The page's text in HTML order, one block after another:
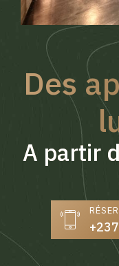
Des
A partir